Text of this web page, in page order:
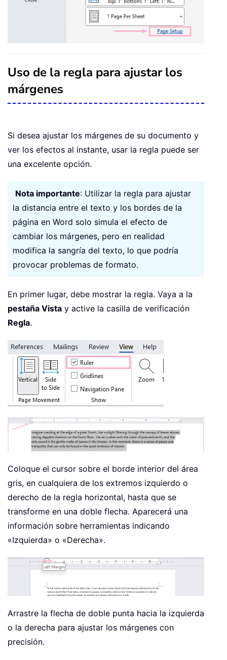
Uso de la regla para ajustar los
márgenes
Si desea ajustar los márgenes de su documento y
ver los efectos al instante, usar la regla puede ser
una excelente opción.
Nota importante: Utilizar la regla para ajustar
la distancia entre el texto y los bordes de la
página en Word solo simula el efecto de
cambiar los márgenes, pero en realidad
modifica la sangría del texto, lo que podría
provocar problemas de formato.
En primer lugar, debe mostrar la regla. Vaya a la
pestaña Vista y active la casilla de verificación
Regla.
Coloque el cursor sobre el borde interior del área
gris, en cualquiera de los extremos izquierdo o
derecho de la regla horizontal, hasta que se
transforme en una doble flecha. Aparecerá una
información sobre herramientas indicando
«Izquierda» o «Derecha».
Arrastre la flecha de doble punta hacia la izquierda
o la derecha para ajustar los márgenes con
precisión.